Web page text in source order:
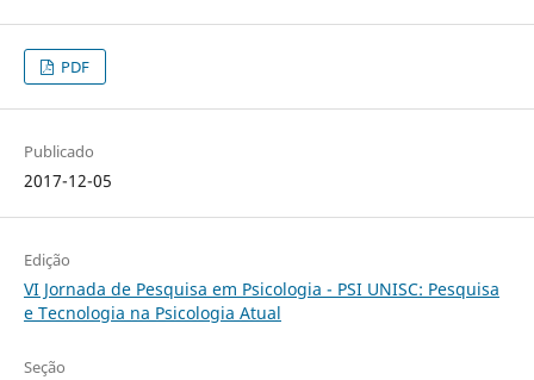
PDF
Publicado
2017-12-05
Edição
VI Jornada de Pesquisa em Psicologia - PSI UNISC: Pesquisa
e Tecnologia na Psicologia Atual
Seção